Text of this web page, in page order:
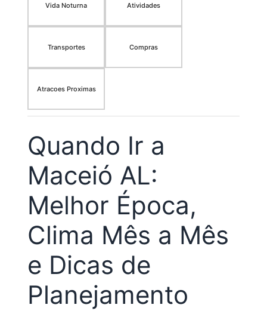
Vida Noturna Atividades
Transportes Compras
Atracoes Proximas
Quando Ir a
Maceió AL:
Melhor Época,
Clima Mês a Mês
e Dicas de
Planejamento